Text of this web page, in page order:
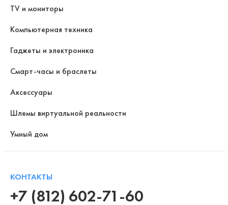
TV и мониторы
Компьютерная техника
Гаджеты и электроника
Смарт-часы и браслеты
Аксессуары
Шлемы виртуальной реальности
Умный дом
КОНТАКТЫ
+7 (812) 602-71-60